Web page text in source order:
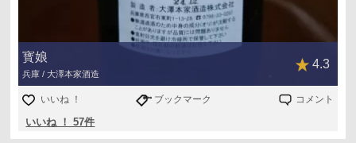
寳娘
兵庫 / 大澤本家酒造
4.3
いいね ！ ブックマーク コメント
いいね ！ 57件